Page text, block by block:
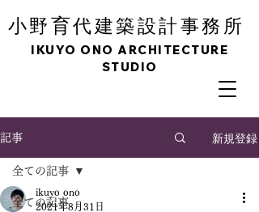
小野育代建築設計事務所
IKUYO ONO ARCHITECTURE
STUDIO
記事 新規登録
全ての記事
全ての記事
ikuyo ono
2021年8月31日